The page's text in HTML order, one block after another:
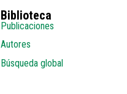
Biblioteca
Publicaciones
Autores
Búsqueda global